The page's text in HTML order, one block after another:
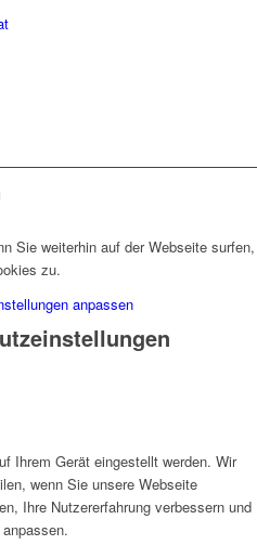
Sie weiterhin auf der Webseite surfen,
zu.
anpassen
Ihrem Gerät eingestellt werden. Wir
wenn Sie unsere Webseite
Ihre Nutzererfahrung verbessern und